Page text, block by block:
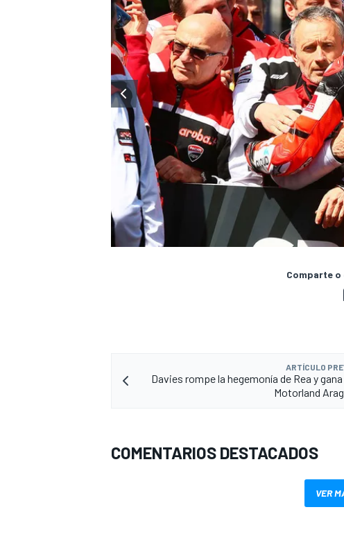
MÁS CATEGORÍAS
Comparte
ARTÍCULO
Davies rompe la hegemonía de Rea y gana
Motorland
COMENTARIOS DESTACADOS
VER